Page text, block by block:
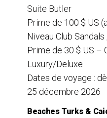
Suite Butler
Prime de 100 $ US
Niveau Club
Prime de 30 $ US –
Luxury/Deluxe
Dates de voyage :
25 décembre 2026
Beaches Turks &